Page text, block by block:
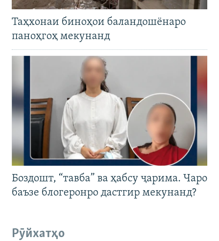
Таҳхонаи биноҳои баландошёнаро
паноҳгоҳ мекунанд
Боздошт, “тавба” ва ҳабсу ҷарима. Чаро
баъзе блогеронро дастгир мекунанд?
Рӯйхатҳо